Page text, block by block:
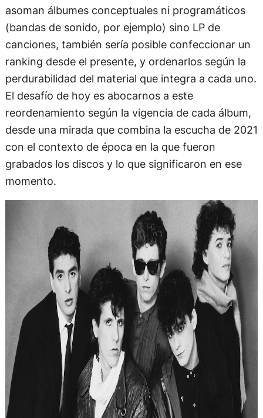
asoman álbumes conceptuales ni programáticos
(bandas de sonido, por ejemplo) sino LP de
canciones, también sería posible confeccionar un
ranking desde el presente, y ordenarlos según la
perdurabilidad del material que integra a cada uno.
El desafío de hoy es abocarnos a este
reordenamiento según la vigencia de cada álbum,
desde una mirada que combina la escucha de 2021
con el contexto de época en la que fueron
grabados los discos y lo que significaron en ese
momento.